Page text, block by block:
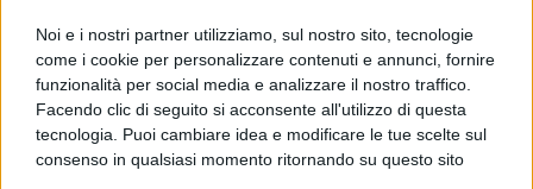
Noi e i nostri partner utilizziamo, sul nostro sito, tecnologie
come i cookie per personalizzare contenuti e annunci, fornire
funzionalità per social media e analizzare il nostro traffico.
Facendo clic di seguito si acconsente all'utilizzo di questa
tecnologia. Puoi cambiare idea e modificare le tue scelte sul
consenso in qualsiasi momento ritornando su questo sito
parte a lavorare sulla competitività del nostro
sistema produttivo, della nostra industria, delle
nostre aziende”.